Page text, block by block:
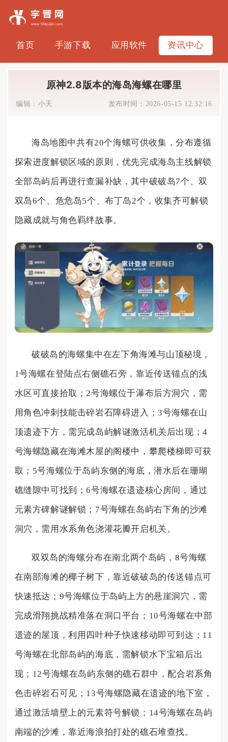
首页 手游下载 应用软件 资讯中心
原神2.8版本的海岛海螺在哪里
编辑： 小天 发布时间： 2026-05-15 12:32:16
海岛地图中共有20个海螺可供收集，分布遵循
探索进度解锁区域的原则，优先完成海岛主线解锁
全部岛屿后再进行查漏补缺，其中破破岛7个、双
双岛6个、危危岛5个、布丁岛2个，收集齐可解锁
隐藏成就与角色羁绊故事。
破破岛的海螺集中在左下角海滩与山顶秘境，
1号海螺在登陆点右侧礁石旁，靠近传送锚点的浅
水区可直接拾取；2号海螺位于瀑布后方洞穴，需
用角色冲刺技能击碎岩石障碍进入；3号海螺在山
顶遗迹下方，需完成岛屿解谜激活机关后出现；4
号海螺隐藏在海滩木屋的阁楼中，攀爬楼梯即可获
取；5号海螺位于岛屿东侧的海底，潜水后在珊瑚
礁缝隙中可找到；6号海螺在遗迹核心房间，通过
元素方碑解谜解锁；7号海螺在岛屿右下角的沙滩
洞穴，需用水系角色浇灌花瓣开启机关。
双双岛的海螺分布在南北两个岛屿，8号海螺
在南部海滩的椰子树下，靠近破破岛的传送锚点可
快速抵达；9号海螺位于岛屿上方的悬崖洞穴，需
完成滑翔挑战精准落在洞口平台；10号海螺在中部
遗迹的屋顶，利用四叶种子快速移动即可到达；11
号海螺在北部岛屿的海底，需解锁水下宝箱后出
现；12号海螺在岛屿东侧的礁石群中，配合岩系角
色击碎岩石可见；13号海螺隐藏在遗迹的地下室，
通过激活墙壁上的元素符号解锁；14号海螺在岛屿
南端的沙滩，靠近海浪拍打处的礁石堆查找。